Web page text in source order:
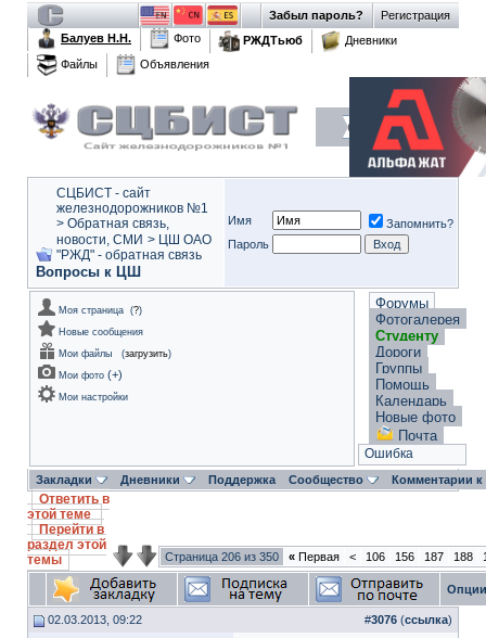
Регистрация
Забыл пароль?
Балуев Н.Н.
Фото РЖДТьюб
Дневники
Файлы
Объявления
СЦБИСТ - сайт
железнодорожников №1
> Обратная связь,
новости, СМИ > ЦШ ОАО
"РЖД" - обратная связь
Вопросы к ЦШ
Имя
Запомнить?
Пароль
Моя страница (?)
Новые сообщения
Мои файлы
(загрузить)
Мои фото (+)
Мои настройки
Форумы
Фотогалерея
Студенту
Дороги
Группы
Помощь
Календарь
Новые фото
Почта
Ошибка
Закладки Дневники Поддержка Сообщество Комментарии
Ответить в
этой теме
Перейти в
раздел этой
темы
Страница 206 из 350 « Первая < 106 156 187 188
02.03.2013, 09:22 #3076 (ссылка)